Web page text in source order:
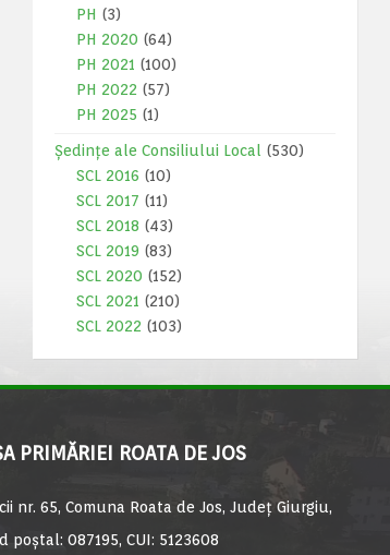
PH (3)
PH 2020 (64)
PH 2021 (100)
PH 2022 (57)
PH 2025 (1)
Ședințe ale Consiliului Local
(530)
SCL 2016 (10)
SCL 2017 (11)
SCL 2018 (43)
SCL 2019 (83)
SCL 2020 (152)
SCL 2021 (210)
SCL 2022 (103)
PRIMĂRIEI ROATA DE JOS
nr. 65, Comuna Roata de Jos, Județ Giurgiu,
poștal: 087195, CUI: 5123608